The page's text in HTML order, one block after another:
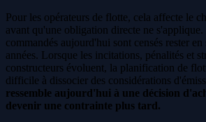
Pour les opérateurs de flotte, cela affecte le
avant qu'une obligation directe ne
commandés aujourd'hui sont censés rester
années. Lorsque les incitations, pénalités et
constructeurs évoluent, la planification de
difficile à dissocier des considérations
ressemble aujourd'hui à une décision
devenir une contrainte plus tard.